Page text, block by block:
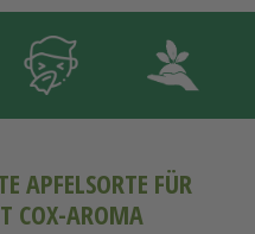
APFELSORTE FÜR
COX-AROMA